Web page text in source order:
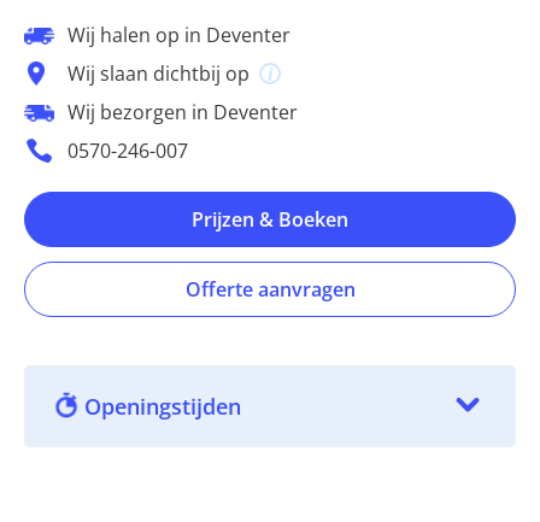
Wij halen op in Deventer
Wij slaan dichtbij op
Wij bezorgen in Deventer
0570-246-007
Prijzen & Boeken
Offerte aanvragen
Openingstijden